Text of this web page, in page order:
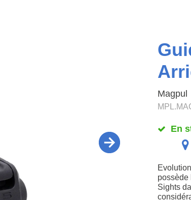
Magpul
En
possède
Sights